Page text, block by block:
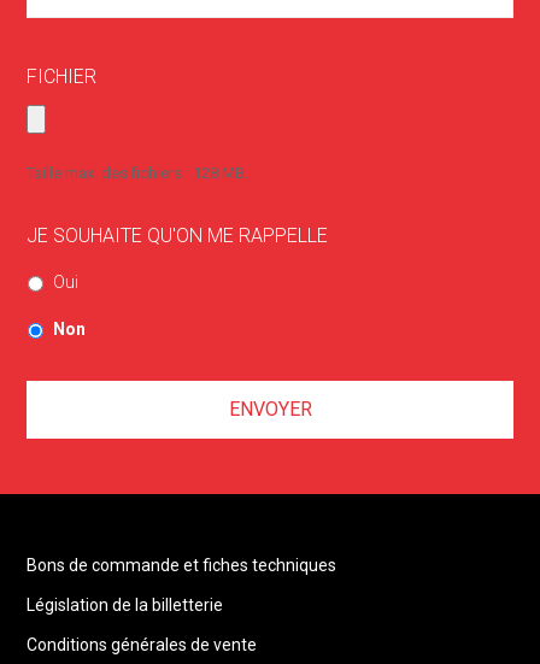
FICHIER
Taille max. des fichiers : 128 MB.
JE SOUHAITE QU'ON ME RAPPELLE
Oui
Non
Bons de commande et fiches techniques
Législation de la billetterie
Conditions générales de vente